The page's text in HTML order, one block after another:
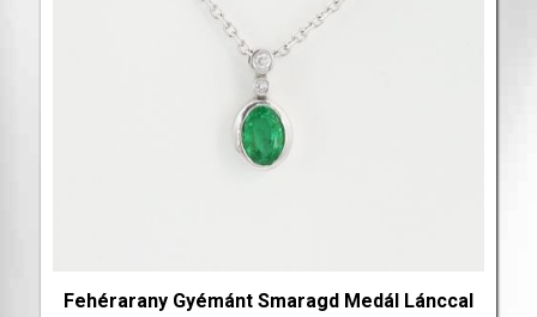
Fehérarany Gyémánt Smaragd Medál Lánccal